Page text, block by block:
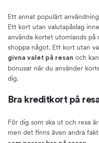
Ett annat populärt
Ett kort utan valutapåslag
använda kortet utomlands på
shoppa något. Ett kort utan
givna valet på resan och
bonusar när du använder
dig.
Bra kreditkort på
För dig som ska ut och resa
men det finns även andra